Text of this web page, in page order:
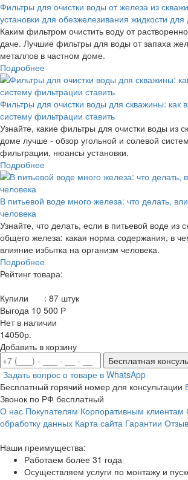
Фильтры для очистки воды от железа из
установки для обезжелезивания жидкости
Каким фильтром очистить воду от
даче. Лучшие фильтры для воды от запаха
металлов в частном доме.
Подробнее
Фильтры для очистки воды для скважины: как
систему фильтрации ставить
Узнайте, какие фильтры для очистки воды из
доме лучше - обзор угольной и солевой
фильтрации, нюансы установки.
Подробнее
В питьевой воде много железа: что делать,
человека
Узнайте, что делать, если в питьевой воде из
общего железа: какая норма содержания, в
влияние избытка на организм человека.
Подробнее
Рейтинг товара:
Купили
: 87 штук
Выгода 10 500 Р
Нет в наличии
14050р.
Добавить в корзину
Бесплатная
Задать вопрос о товаре в WhatsApp
Бесплатный горячий номер для консультации
Звонок по РФ бесплатный
О нас Покупателям Корпоративным клиентам
обработку данных Карта сайта Гарантии
Наши преимущества:
Работаем более 31 года
Осуществляем услуги по монтажу и